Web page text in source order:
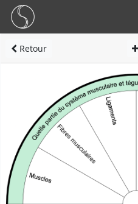
Retour